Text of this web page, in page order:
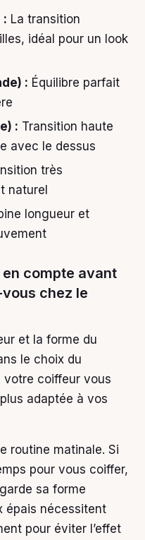
: La transition
idéal pour un look
: Équilibre parfait
: Transition haute
avec le dessus
très
naturel
longueur et
compte avant
chez le
et la forme du
le choix du
votre coiffeur vous
adaptée à vos
routine matinale. Si
pour vous coiffer,
sa forme
épais nécessitent
pour éviter l’effet